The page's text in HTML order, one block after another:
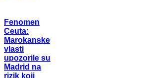
Fenomen
Ceuta:
Marokanske
vlasti
upozorile su
Madrid na
rizik koji